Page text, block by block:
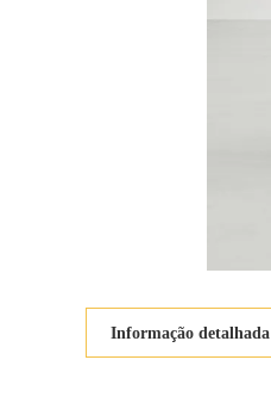
Informação detalhada